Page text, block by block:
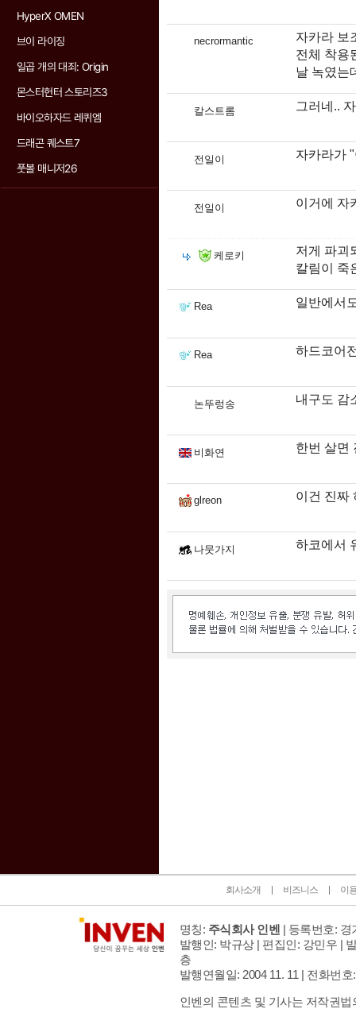
HyperX OMEN
브이 라이징
일곱 개의 대죄: Origin
몬스터헌터 스토리즈3
바이오하자드 레퀴엠
드래곤 퀘스트7
풋볼 매니저26
necrormantic
자카라 보
전체 착용
날 녹였는
칼스트롬 그러네..
전일이 자카라가
전일이 이거에 자
케로키
저게 파괴
칼림이 죽
Rea 일반에서
Rea 하드코어
논뚜렁송 내구도 감
비화연 한번 살면
glreon 이건 진짜
나뭇가지 하코에서
회사소개 비즈니스 이
명칭: 주식회사 인벤 | 등록번호: 경
발행인: 박규상 | 편집인: 강민우 |
층
발행연월일: 2004 11. 11 | 전화번호
인벤의 콘텐츠 및 기사는 저작권